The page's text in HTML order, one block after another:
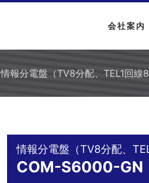
会社案内
情報分電盤（TV8分配、TEL1回
情報分電盤（TV8分配、
COM-S6000-GN